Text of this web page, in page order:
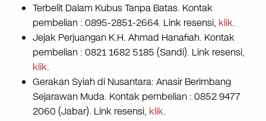
Terbelit Dalam Kubus Tanpa Batas. Kontak
pembelian : 0895-2851-2664. Link resensi, klik.
Jejak Perjuangan K.H. Ahmad Hanafiah. Kontak
pembelian : 0821 1682 5185 (Sandi). Link resensi,
klik.
Gerakan Syiah di Nusantara: Anasir Berimbang
Sejarawan Muda. Kontak pembelian : 0852 9477
2060 (Jabar). Link resensi, klik.